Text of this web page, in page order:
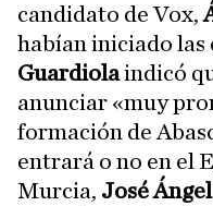
candidato de Vox,
habían iniciado las
Guardiolaindicó
anunciar «muy
formación de
entrará o no en el
Murcia, José